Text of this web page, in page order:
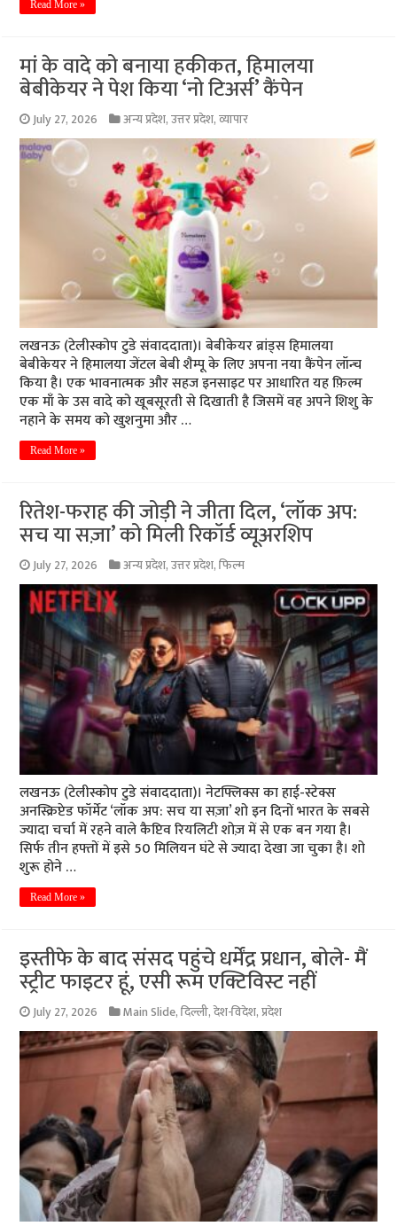
Read More »
मां के वादे को बनाया हकीकत, हिमालया
बेबीकेयर ने पेश किया ‘नो टिअर्स’ कैंपेन
July 27, 2026 अन्य प्रदेश,उत्तर प्रदेश,व्यापार
लखनऊ (टेलीस्कोप टुडे संवाददाता)। बेबीकेयर ब्रांड्स हिमालया
बेबीकेयर ने हिमालया जेंटल बेबी शैम्पू के लिए अपना नया कैंपेन लॉन्च
किया है। एक भावनात्मक और सहज इनसाइट पर आधारित यह फ़िल्म
एक माँ के उस वादे को खूबसूरती से दिखाती है जिसमें वह अपने शिशु के
नहाने के समय को खुशनुमा और …
Read More »
रितेश-फराह की जोड़ी ने जीता दिल, ‘लॉक अप:
सच या सज़ा’ को मिली रिकॉर्ड व्यूअरशिप
July 27, 2026 अन्य प्रदेश,उत्तर प्रदेश,फिल्म
लखनऊ (टेलीस्कोप टुडे संवाददाता)। नेटफ्लिक्स का हाई-स्टेक्स
अनस्क्रिप्टेड फॉर्मेट ‘लॉक अप: सच या सज़ा’ शो इन दिनों भारत के सबसे
ज्यादा चर्चा में रहने वाले कैप्टिव रियलिटी शोज़ में से एक बन गया है।
सिर्फ तीन हफ्तों में इसे 50 मिलियन घंटे से ज्यादा देखा जा चुका है। शो
शुरू होने …
Read More »
इस्तीफे के बाद संसद पहुंचे धर्मेंद्र प्रधान, बोले- मैं
स्ट्रीट फाइटर हूं, एसी रूम एक्टिविस्ट नहीं
July 27, 2026 Main Slide,दिल्ली,देश-विदेश,प्रदेश